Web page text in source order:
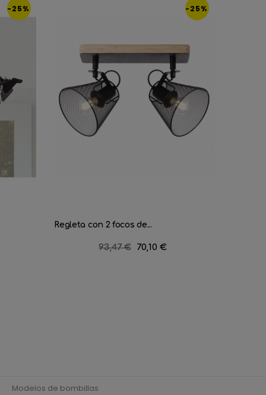
-25% -25%
Regleta con 2 focos de...
Precio
93,47 € Precio
70,10 €
Modelos de bombillas